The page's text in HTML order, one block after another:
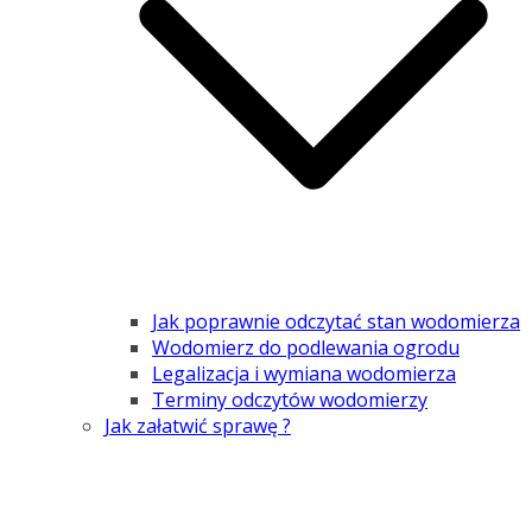
Jak poprawnie odczytać stan wodomierza
Wodomierz do podlewania ogrodu
Legalizacja i wymiana wodomierza
Terminy odczytów wodomierzy
Jak załatwić sprawę ?